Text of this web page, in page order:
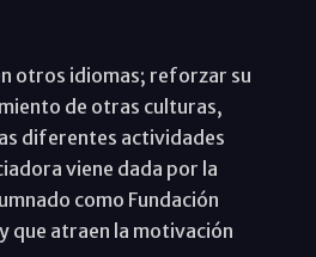
otros idiomas; reforzar su
de otras culturas,
diferentes actividades
viene dada por la
como Fundación
que atraen la motivación